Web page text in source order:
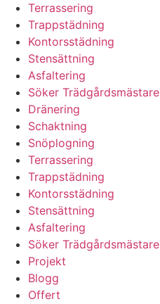
Terrassering
Trappstädning
Kontorsstädning
Stensättning
Asfaltering
Söker Trädgårdsmästare
Dränering
Schaktning
Snöplogning
Terrassering
Trappstädning
Kontorsstädning
Stensättning
Asfaltering
Söker Trädgårdsmästare
Projekt
Blogg
Offert